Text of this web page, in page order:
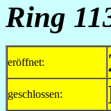
Ring
eröffnet:
geschlossen: